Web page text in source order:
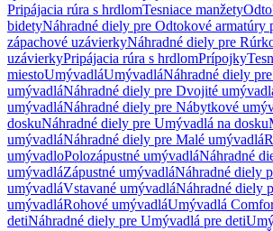
Pripájacia rúra s hrdlomTesniace manžety
bidetyNáhradné diely pre Odtokové armatúry
zápachové uzávierkyNáhradné diely pre
uzávierkyPripájacia rúra s hrdlomPrípojky
miestoUmývadláUmývadláNáhradné diely
umývadláNáhradné diely pre Dvojité
umývadláNáhradné diely pre Nábytkové
doskuNáhradné diely pre Umývadlá na dosku
umývadláNáhradné diely pre Malé umývadlá
umývadloPolozápustné umývadláNáhradné
umývadláZápustné umývadláNáhradné diely
umývadláVstavané umývadláNáhradné diely
umývadláRohové umývadláUmývadlá
detiNáhradné diely pre Umývadlá pre deti